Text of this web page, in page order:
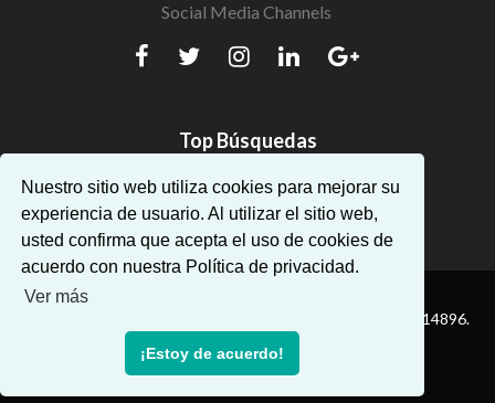
Nuestro sitio web utiliza cookies para mejorar su
experiencia de usuario. Al utilizar el sitio web,
usted confirma que acepta el uso de cookies de
acuerdo con nuestra Política de privacidad.
Ver más
¡Estoy de acuerdo!
Social Media Channels
Top Búsquedas
Hermosos apartamentos en Algarve
® Dream Algarve. Todos los derechos reservados — AMI:14896.
Powered byProppy - Real Estate CRM